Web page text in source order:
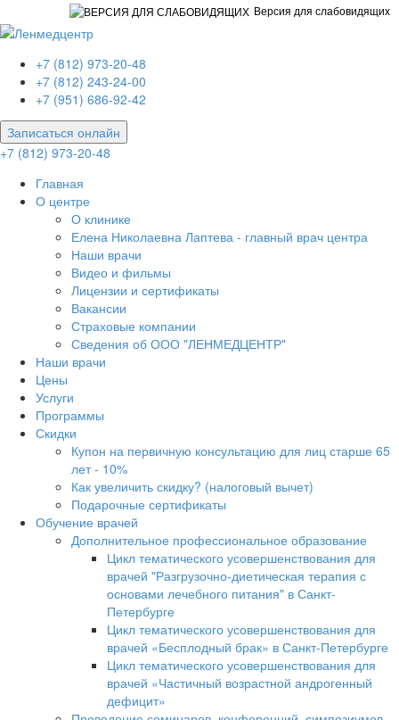
Версия для слабовидящих
+7 (812) 973-20-48
+7 (812) 243-24-00
+7 (951) 686-92-42
Записаться онлайн
+7 (812) 973-20-48
Главная
О центре
О клинике
Елена Николаевна Лаптева - главный врач центра
Наши врачи
Видео и фильмы
Лицензии и сертификаты
Вакансии
Страховые компании
Сведения об ООО "ЛЕНМЕДЦЕНТР"
Наши врачи
Цены
Услуги
Программы
Скидки
Купон на первичную консультацию для лиц старше 65
лет - 10%
Как увеличить скидку? (налоговый вычет)
Подарочные сертификаты
Обучение врачей
Дополнительное профессиональное образование
Цикл тематического усовершенствования для
врачей "Разгрузочно-диетическая терапия с
основами лечебного питания" в Санкт-
Петербурге
Цикл тематического усовершенствования для
врачей «Бесплодный брак» в Санкт-Петербурге
Цикл тематического усовершенствования для
врачей «Частичный возрастной андрогенный
дефицит»